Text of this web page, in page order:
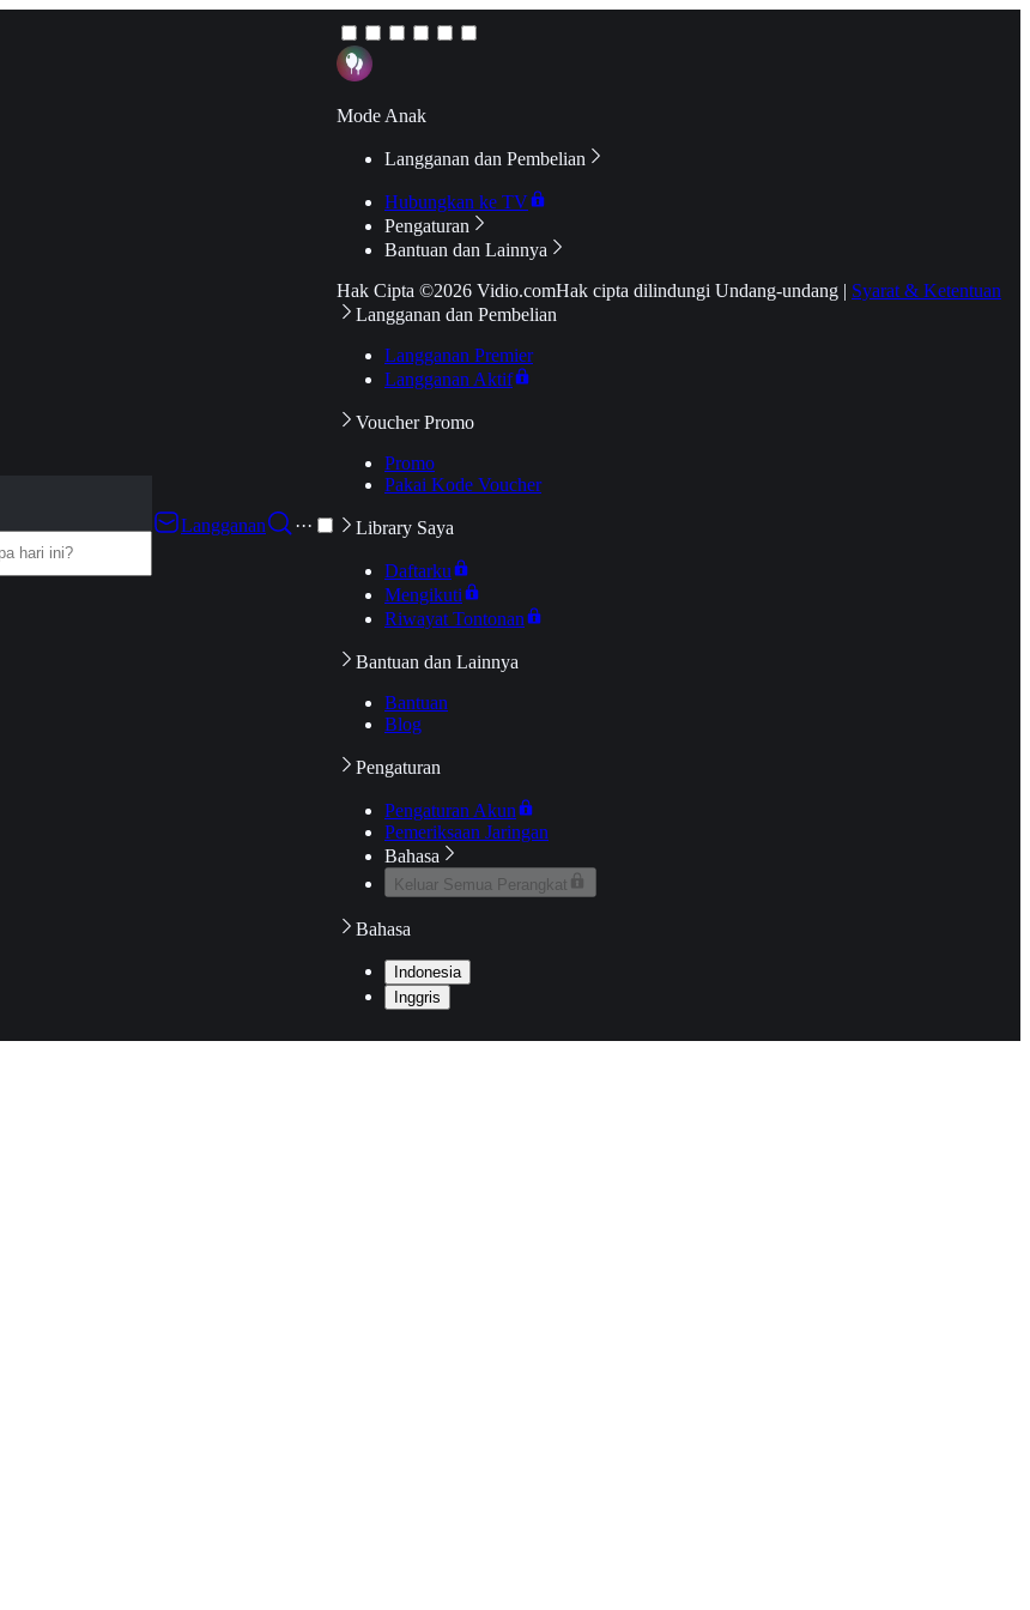
Langganan
···
Mode Anak
Langganan dan Pembelian
Hubungkan ke TV
Pengaturan
Bantuan dan Lainnya
Hak Cipta ©2026 Vidio.comHak cipta dilindungi Undang-undang | Syarat & Ketentuan
Langganan dan Pembelian
Langganan Premier
Langganan Aktif
Voucher Promo
Promo
Pakai Kode Voucher
Library Saya
Daftarku
Mengikuti
Riwayat Tontonan
Bantuan dan Lainnya
Bantuan
Blog
Pengaturan
Pengaturan Akun
Pemeriksaan Jaringan
Bahasa
Keluar Semua Perangkat
Bahasa
Indonesia
Inggris